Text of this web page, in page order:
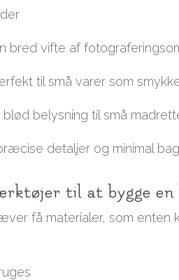
bred vifte af
til små varer som
blød belysning til små
detaljer og minimal
til at bygge en
få materialer, som enten